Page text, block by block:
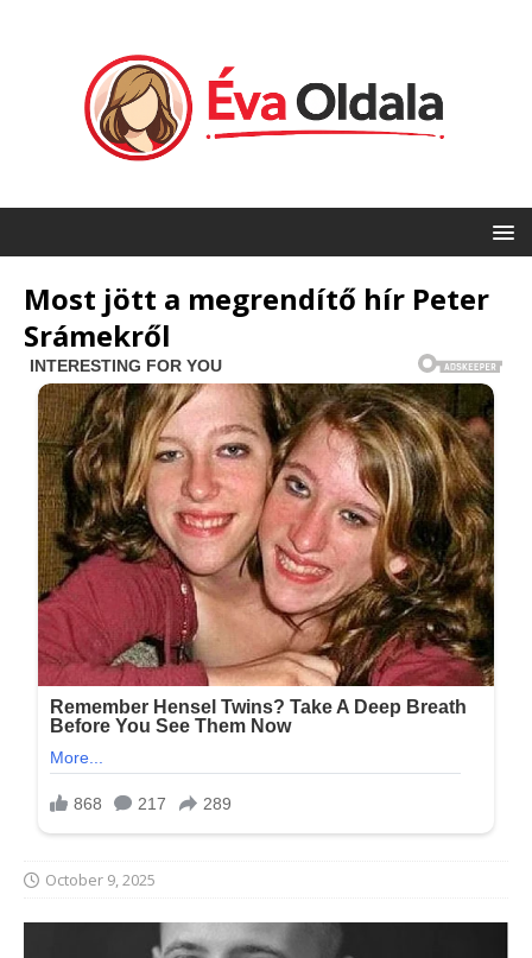
Most jött a megrendítő hír Peter
Srámekről
October 9, 2025